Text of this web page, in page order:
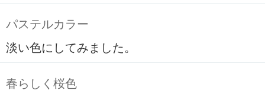
パステルカラー
淡い色にしてみました。
春らしく桜色